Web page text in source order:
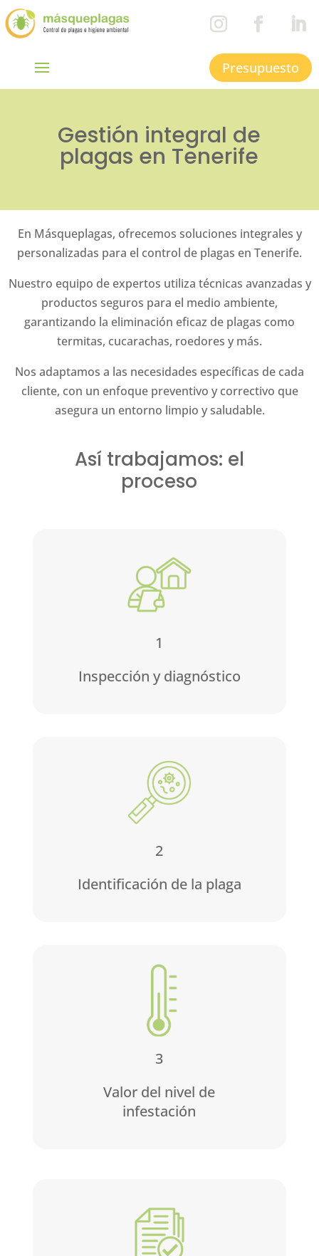
Presupuesto
Gestión integral de
plagas en Tenerife
En Másqueplagas, ofrecemos soluciones integrales y
personalizadas para el control de plagas en Tenerife.
Nuestro equipo de expertos utiliza técnicas avanzadas y
productos seguros para el medio ambiente,
garantizando la eliminación eficaz de plagas como
termitas, cucarachas, roedores y más.
Nos adaptamos a las necesidades específicas de cada
cliente, con un enfoque preventivo y correctivo que
asegura un entorno limpio y saludable.
Así trabajamos: el
proceso
1
Inspección y diagnóstico
2
Identificación de la plaga
3
Valor del nivel de
infestación